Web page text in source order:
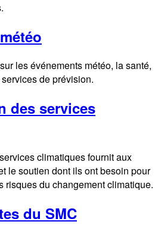
les événements météo, la santé,
de prévision.
des services
climatiques fournit aux
le soutien dont ils ont besoin pour
risques du changement climatique.
du SMC